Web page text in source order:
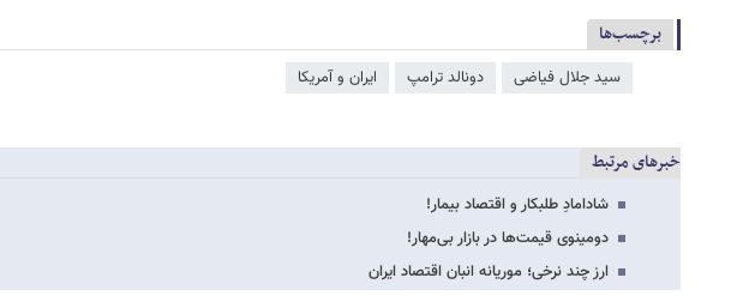
برچسب‌ها
سید جلال فیاضی دونالد ترامپ ایران و آمریکا
خبرهای مرتبط
شادامادِ طلبکار و اقتصاد بیمار!
دومینوی قیمت‌ها در بازار بی‌مهار!
ارز چند نرخی؛ موریانه انبان اقتصاد ایران